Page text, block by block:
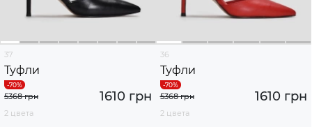
37
Туфли
1610 грн
5368 грн
2 цвета
36
Туфли
1610 грн
5368 грн
2 цвета